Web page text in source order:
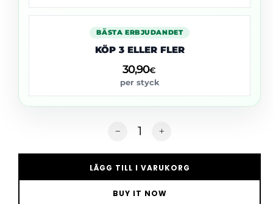
BÄSTA ERBJUDANDET
KÖP 3 ELLER FLER
30,90€
per styck
LÄGG TILL I VARUKORG
BUY IT NOW